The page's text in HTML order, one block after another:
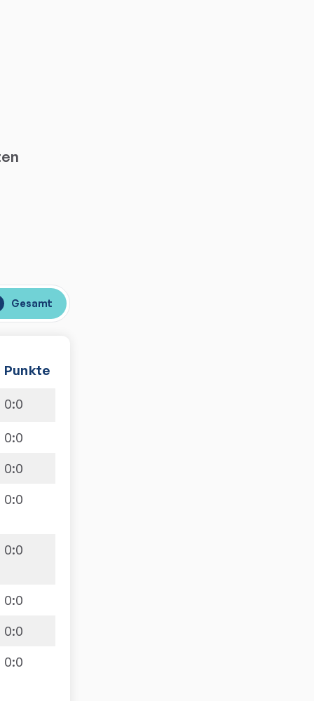
Gesamt
Punkte
0:0
0:0
0:0
0:0
0:0
0:0
0:0
0:0